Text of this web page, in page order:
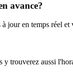
avance?
jour en temps réel
y trouverez aussi